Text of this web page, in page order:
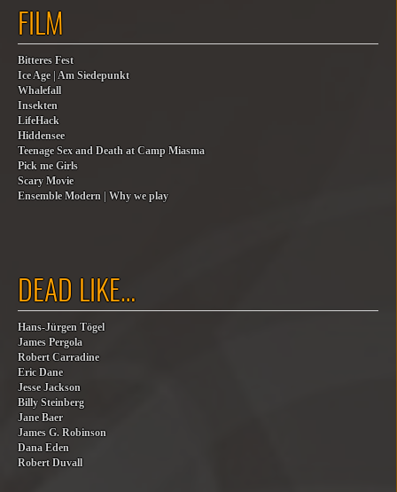
FILM
Bitteres Fest
Ice Age | Am Siedepunkt
Whalefall
Insekten
LifeHack
Hiddensee
Teenage Sex and Death at Camp Miasma
Pick me Girls
Scary Movie
Ensemble Modern | Why we play
DEAD LIKE…
Hans-Jürgen Tögel
James Pergola
Robert Carradine
Eric Dane
Jesse Jackson
Billy Steinberg
Jane Baer
James G. Robinson
Dana Eden
Robert Duvall